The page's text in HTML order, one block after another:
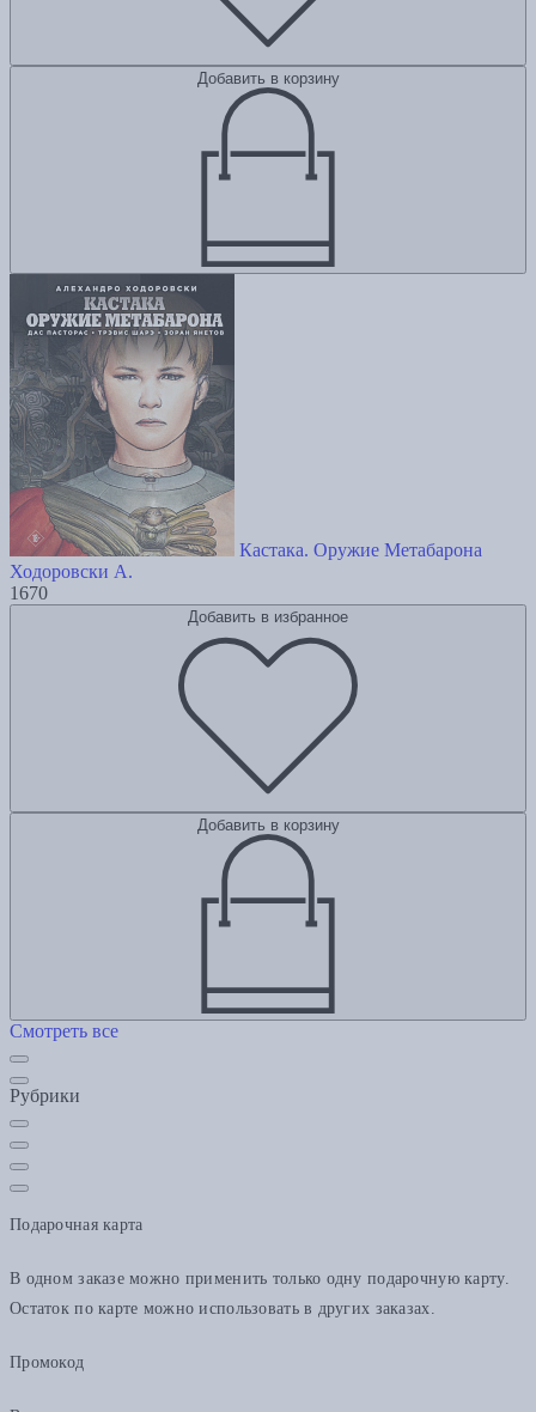
Добавить в корзину
Кастака. Оружие Метабарона
Ходоровски А.
1670
Добавить в избранное
Добавить в корзину
Смотреть все
Рубрики
Подарочная карта
В одном заказе можно применить только одну подарочную карту.
Остаток по карте можно использовать в других заказах.
Промокод